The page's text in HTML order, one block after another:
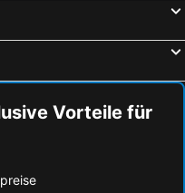
Vorteile für